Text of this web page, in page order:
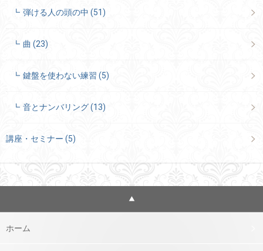
弾ける人の頭の中(51)
曲(23)
鍵盤を使わない練習(5)
音とナンバリング(13)
講座・セミナー (5)
ホーム